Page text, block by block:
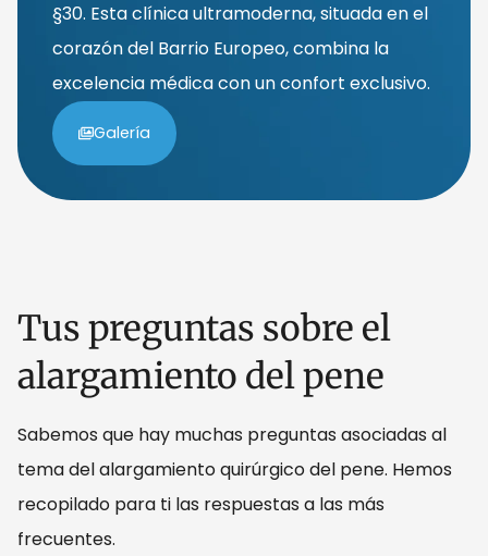
§30. Esta clínica ultramoderna, situada en el
corazón del Barrio Europeo, combina la
excelencia médica con un confort exclusivo.
Galería
Tus preguntas sobre el
alargamiento del pene
Sabemos que hay muchas preguntas asociadas al
tema del alargamiento quirúrgico del pene. Hemos
recopilado para ti las respuestas a las más
frecuentes.